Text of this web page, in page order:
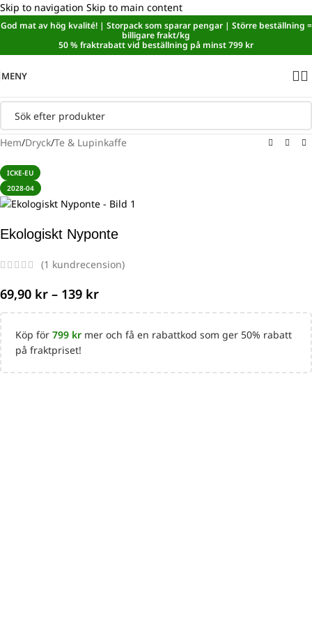
Skip to navigation Skip to main content
Sänkt matmoms! I kassan dras automatiskt 5,35 % av från alla
varor.
God mat av hög kvalité! | Storpack som sparar pengar | Större beställning =
billigare frakt/kg
50 % fraktrabatt vid beställning på minst 799 kr
MENY
Hem/Dryck/Te & Lupinkaffe
ICKE-EU
2028-04
Ekologiskt Nyponte
(1 kundrecension)
69,90 kr – 139 kr
Köp för 799 kr mer och få en rabattkod som ger 50% rabatt
på fraktpriset!